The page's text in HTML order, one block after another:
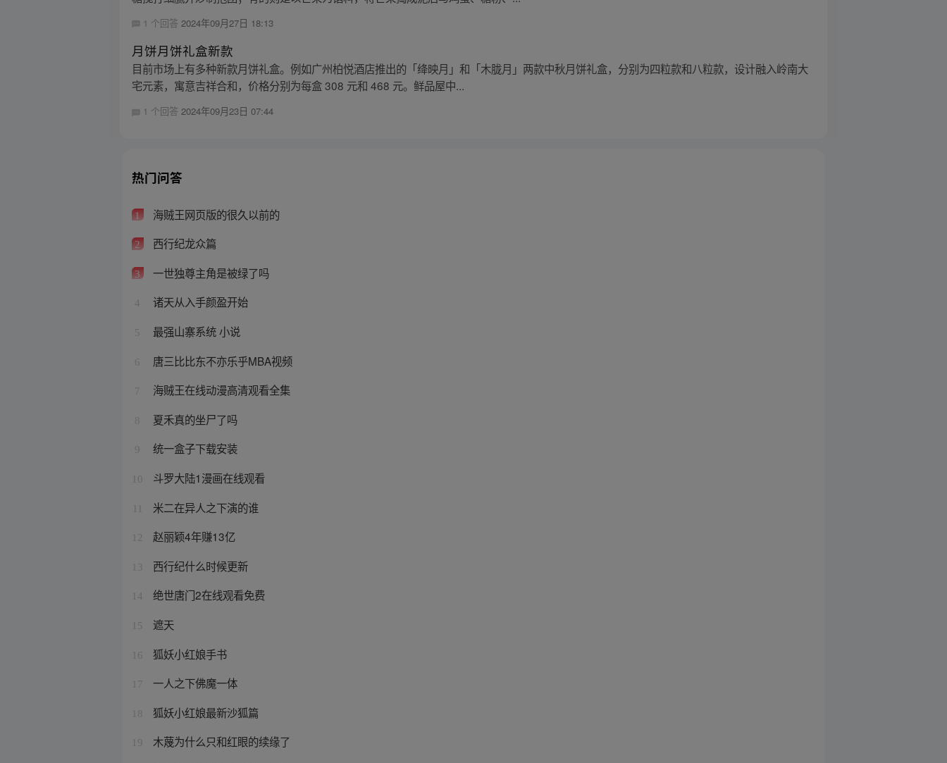
1 个回答2024年09月27日 18:13
月饼月饼礼盒新款
目前市场上有多种新款月饼礼盒。例如广州柏悦酒店推出的「绛映月」和「木胧月」两款中秋月饼礼盒，分别为四粒款和八粒款，设计融入岭南大
宅元素，寓意吉祥合和，价格分别为每盒 308 元和 468 元。鲜品屋中...
1 个回答2024年09月23日 07:44
热门问答
1 海贼王网页版的很久以前的
2 西行纪龙众篇
3 一世独尊主角是被绿了吗
4 诸天从入手颜盈开始
5 最强山寨系统 小说
6 唐三比比东不亦乐乎MBA视频
7 海贼王在线动漫高清观看全集
8 夏禾真的坐尸了吗
9 统一盒子下载安装
10 斗罗大陆1漫画在线观看
米二在异人之下演的谁
12 赵丽颖4年赚13亿
13 西行纪什么时候更新
14 绝世唐门2在线观看免费
15 遮天
16 狐妖小红娘手书
17 一人之下佛魔一体
18 狐妖小红娘最新沙狐篇
19 木蔑为什么只和红眼的续缘了